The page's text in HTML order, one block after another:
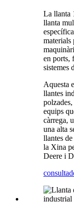
La llanta
llanta
materials
en ports,
sistemes
Aquesta
llantes
equips
càrrega,
una alta
llantes
la Xina
Deere i
consulta